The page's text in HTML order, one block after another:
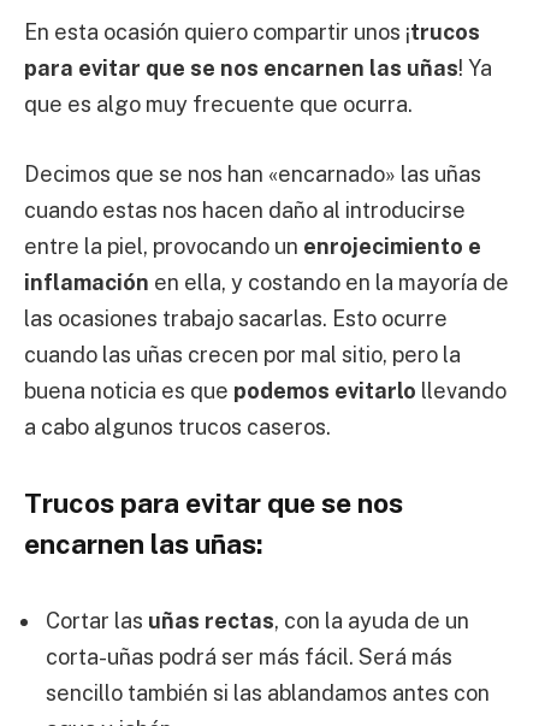
En esta ocasión quiero compartir unos ¡trucos
para evitar que se nos encarnen las uñas! Ya
que es algo muy frecuente que ocurra.
Decimos que se nos han «encarnado» las uñas
cuando estas nos hacen daño al introducirse
entre la piel, provocando un enrojecimiento e
inflamación en ella, y costando en la mayoría de
las ocasiones trabajo sacarlas. Esto ocurre
cuando las uñas crecen por mal sitio, pero la
buena noticia es que podemos evitarlo llevando
a cabo algunos trucos caseros.
Trucos para evitar que se nos
encarnen las uñas:
Cortar las uñas rectas, con la ayuda de un
corta-uñas podrá ser más fácil. Será más
sencillo también si las ablandamos antes con